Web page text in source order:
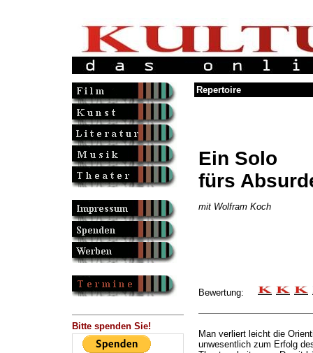
Bitte spenden Sie!
Repertoire
Ein Solo
fürs
mit Wolfram Koch
Bewertung:
Man verliert leicht die
unwesentlich zum Erfolg